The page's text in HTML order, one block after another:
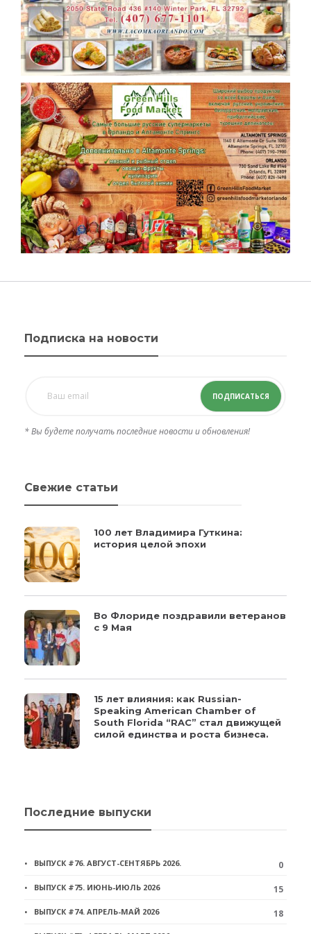
Подписка на новости
ПОДПИСАТЬСЯ
* Вы будете получать последние новости и обновления!
Свежие статьи
100 лет Владимира Гуткина:
история целой эпохи
Во Флориде поздравили ветеранов
с 9 Мая
15 лет влияния: как Russian-
Speaking American Chamber of
South Florida “RAC” стал движущей
силой единства и роста бизнеса.
Последние выпуски
ВЫПУСК #76. АВГУСТ-СЕНТЯБРЬ 2026. 0
ВЫПУСК #75. ИЮНЬ-ИЮЛЬ 2026 15
ВЫПУСК #74. АПРЕЛЬ-МАЙ 2026 18